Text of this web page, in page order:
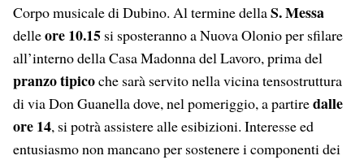
Corpo musicale di Dubino. Al termine dellaS. Messa
delleore 10.15 si sposteranno a Nuova Olonio per sfilare
all’interno della Casa Madonna del Lavoro, prima del
pranzo tipicoche sarà servito nella vicina tensostruttura
di via Don Guanella dove, nel pomeriggio, a partiredalle
ore 14, si potrà assistere alle esibizioni. Interesse ed
entusiasmo non mancano per sostenere i componenti dei